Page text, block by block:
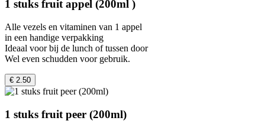
1 stuks fruit appel (200ml )
Alle vezels en vitaminen van 1 appel
in een handige verpakking
Ideaal voor bij de lunch of tussen door
Wel even schudden voor gebruik.
€ 2.50
1 stuks fruit peer (200ml)